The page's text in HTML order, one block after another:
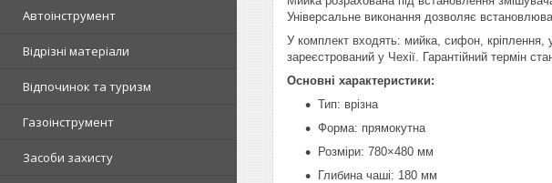
Автоінструмент
Відрізні матеріали
Відпочинок та туризм
Газоінструмент
Засоби захисту
Універсальне виконання дозволяє
У комплект входять: мийка, сифон, кріплення,
зареєстрований у Чехії. Гарантійний термін
Основні характеристики:
Тип: врізна
Форма: прямокутна
Розміри: 780×480 мм
Глибина чаші: 180 мм